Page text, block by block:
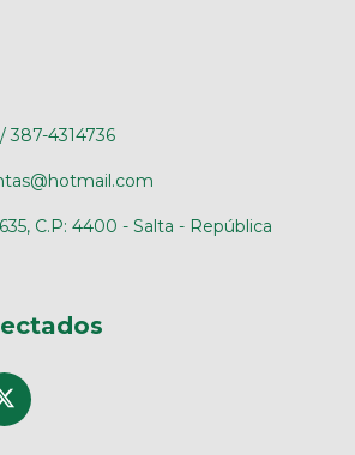
387-4314736
C.P: 4400 - Salta - República